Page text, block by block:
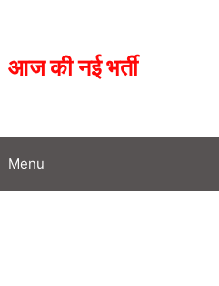
आज की नई भर्ती
Menu